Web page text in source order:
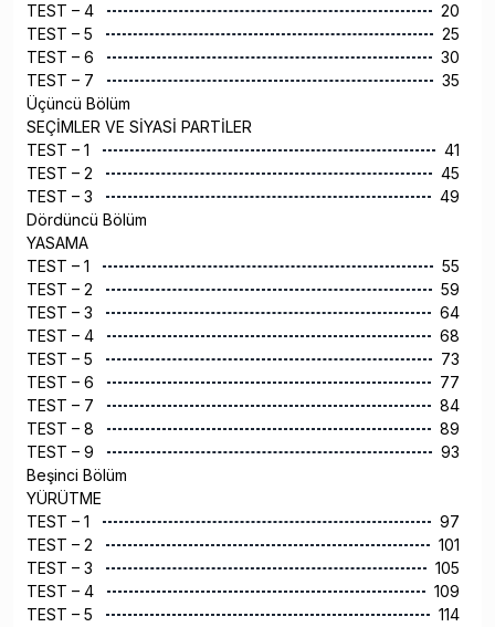
TEST – 4
20
TEST – 5
25
TEST – 6
30
TEST – 7
35
Üçüncü Bölüm
SEÇİMLER VE SİYASİ PARTİLER
TEST – 1
41
TEST – 2
45
TEST – 3
49
Dördüncü Bölüm
YASAMA
TEST – 1
55
TEST – 2
59
TEST – 3
64
TEST – 4
68
TEST – 5
73
TEST – 6
77
TEST – 7
84
TEST – 8
89
TEST – 9
93
Beşinci Bölüm
YÜRÜTME
TEST – 1
97
TEST – 2
101
TEST – 3
105
TEST – 4
109
TEST – 5
114